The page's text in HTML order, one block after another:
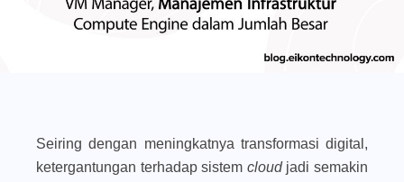
Seiring dengan meningkatnya transformasi digital,
ketergantungan terhadap sistem cloud jadi semakin